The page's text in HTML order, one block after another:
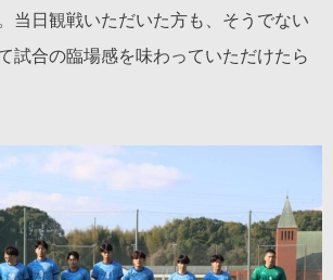
当日観戦いただいた方も、そうでない
試合の臨場感を味わっていただけたら